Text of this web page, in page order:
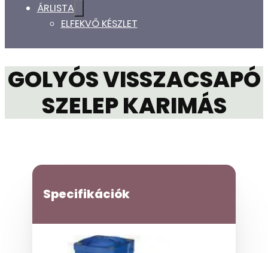
ÁRLISTA
ELFEKVŐ KÉSZLET
GOLYÓS VISSZACSAPÓ
SZELEP KARIMÁS
Specifikációk